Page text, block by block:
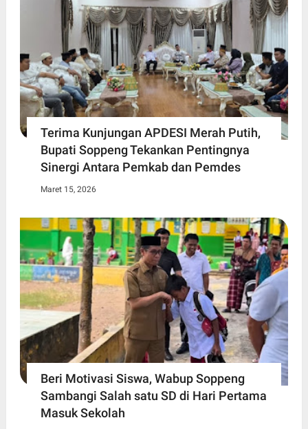
Terima Kunjungan APDESI Merah Putih,
Bupati Soppeng Tekankan Pentingnya
Sinergi Antara Pemkab dan Pemdes
Maret 15, 2026
Beri Motivasi Siswa, Wabup Soppeng
Sambangi Salah satu SD di Hari Pertama
Masuk Sekolah